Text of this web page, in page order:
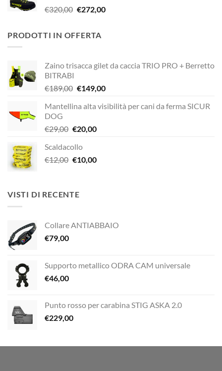
€338,90.€249,00.
€320,00 Il
era:
€272,00Il
PRODOTTI IN OFFERTA
Zaino trisacca gilet da caccia TRIO PRO + Berretto
BITRABI
€189,00 Il
originale
€189,00.
€149,00Il
attuale
Mantellina alta visibilità per cani da ferma SICUR
DOG
€29,00 Il
originale
era:
€20,00Il
è:
Scaldacollo
€12,00 Il
era:
€10,00Il
VISTI DI RECENTE
Collare ANTIABBAIO
€79,00
Supporto metallico ODRA CAM universale
€46,00
Punto rosso per carabina STIG ASKA 2.0
€229,00